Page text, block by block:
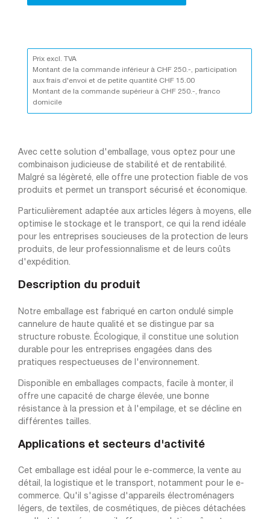
Prix excl. TVA
Montant de la commande inférieur à CHF 250.-, participation
aux frais d'envoi et de petite quantité CHF 15.00
Montant de la commande supérieur à CHF 250.-, franco
domicile
Avec cette solution d'emballage, vous optez pour une
combinaison judicieuse de stabilité et de rentabilité.
Malgré sa légèreté, elle offre une protection fiable de vos
produits et permet un transport sécurisé et économique.
Particulièrement adaptée aux articles légers à moyens, elle
optimise le stockage et le transport, ce qui la rend idéale
pour les entreprises soucieuses de la protection de leurs
produits, de leur professionnalisme et de leurs coûts
d'expédition.
Description du produit
Notre emballage est fabriqué en carton ondulé simple
cannelure de haute qualité et se distingue par sa
structure robuste. Écologique, il constitue une solution
durable pour les entreprises engagées dans des
pratiques respectueuses de l'environnement.
Disponible en emballages compacts, facile à monter, il
offre une capacité de charge élevée, une bonne
résistance à la pression et à l'empilage, et se décline en
différentes tailles.
Applications et secteurs d'activité
Cet emballage est idéal pour le e-commerce, la vente au
détail, la logistique et le transport, notamment pour le e-
commerce. Qu'il s'agisse d'appareils électroménagers
légers, de textiles, de cosmétiques, de pièces détachées